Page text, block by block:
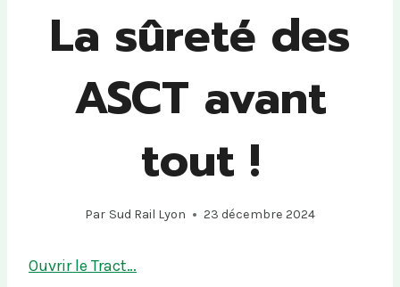
La sûreté des
ASCT avant
tout !
Par Sud Rail Lyon 23 décembre 2024
Ouvrir le Tract…